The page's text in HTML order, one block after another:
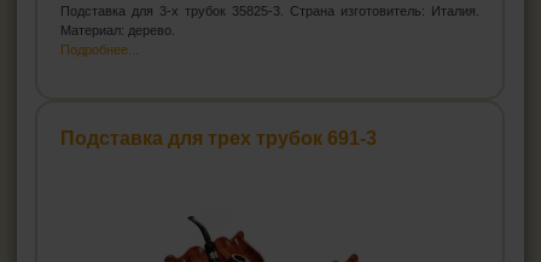
Подставка для 3-х трубок 35825-3. Страна изготовитель: Италия.
Материал: дерево.
Подробнее...
Подставка для трех трубок 691-3